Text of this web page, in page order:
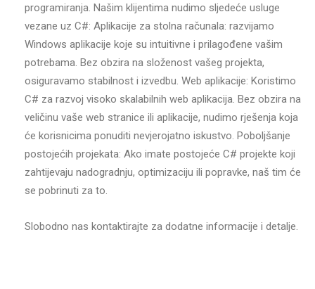
programiranja. Našim klijentima nudimo sljedeće usluge
vezane uz C#: Aplikacije za stolna računala: razvijamo
Windows aplikacije koje su intuitivne i prilagođene vašim
potrebama. Bez obzira na složenost vašeg projekta,
osiguravamo stabilnost i izvedbu. Web aplikacije: Koristimo
C# za razvoj visoko skalabilnih web aplikacija. Bez obzira na
veličinu vaše web stranice ili aplikacije, nudimo rješenja koja
će korisnicima ponuditi nevjerojatno iskustvo. Poboljšanje
postojećih projekata: Ako imate postojeće C# projekte koji
zahtijevaju nadogradnju, optimizaciju ili popravke, naš tim će
se pobrinuti za to.
Slobodno nas kontaktirajte za dodatne informacije i detalje.